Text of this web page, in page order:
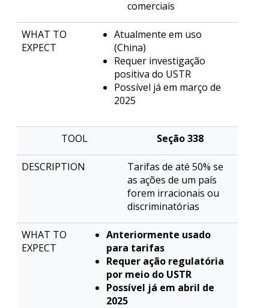
comerciais
Atualmente em uso
(China)
Requer investigação
positiva do USTR
Possível já em março de
2025
Seção 338
Tarifas de até 50% se
as ações de um país
forem irracionais ou
discriminatórias
Anteriormente usado
para tarifas
Requer ação regulatória
por meio do USTR
Possível já em abril de
2025